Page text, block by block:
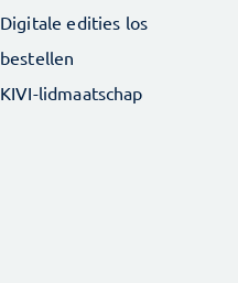
Digitale edities los
bestellen
KIVI-lidmaatschap